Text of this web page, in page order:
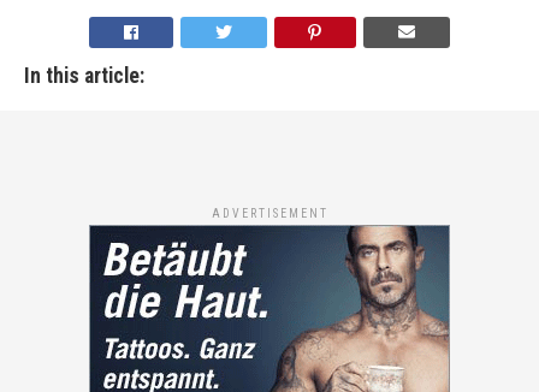
In this article:
ADVERTISEMENT